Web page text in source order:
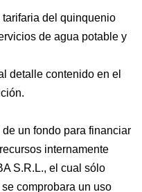
tarifaria del quinquenio
de agua potable y
detalle contenido en el
un fondo para financiar
internamente
S.R.L., el cual sólo
comprobara un uso